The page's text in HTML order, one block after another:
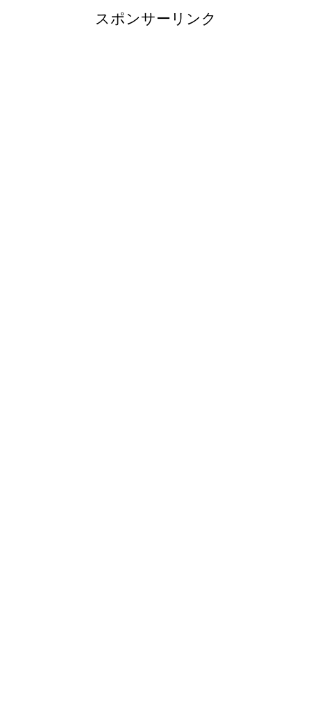
スポンサーリンク